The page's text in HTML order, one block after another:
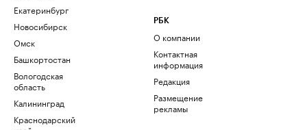
Екатеринбург
Новосибирск
Омск
Башкортостан
Вологодская
область
Калининград
Краснодарский
РБК
О компании
Контактная
информация
Редакция
Размещение
рекламы